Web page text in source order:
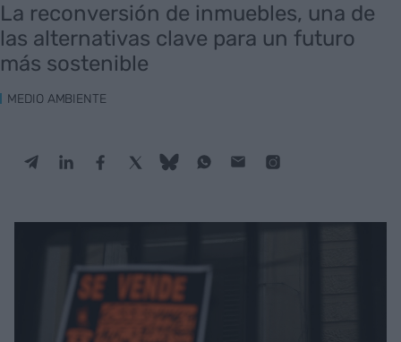
La reconversión de inmuebles, una de
las alternativas clave para un futuro
más sostenible
MEDIO AMBIENTE